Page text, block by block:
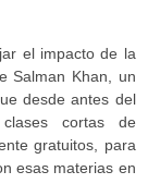
el impacto de la
Salman Khan, un
desde antes del
cortas de
gratuitos, para
esas materias en